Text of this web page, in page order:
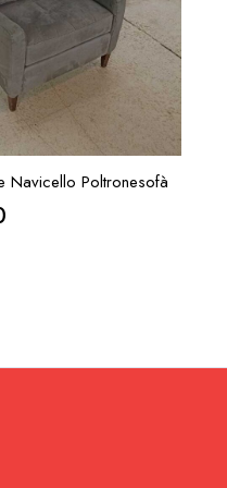
RICHIESTA
Navicello Poltronesofà